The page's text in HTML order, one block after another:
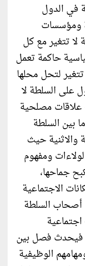
في الدول
ومؤسسات
لا تتغير مع كل
حاكمة تعمل
لتحل محلها
على السلطة لا
مصلحية
بين السلطة
والاثنية حيث
ومفهوم
جماحها،
الاجتماعية
أصحاب السلطة
فيحدث فصل بين
الوظيفية